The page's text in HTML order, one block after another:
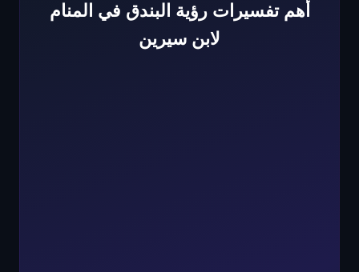
أهم تفسيرات رؤية البندق في المنام
لابن سيرين